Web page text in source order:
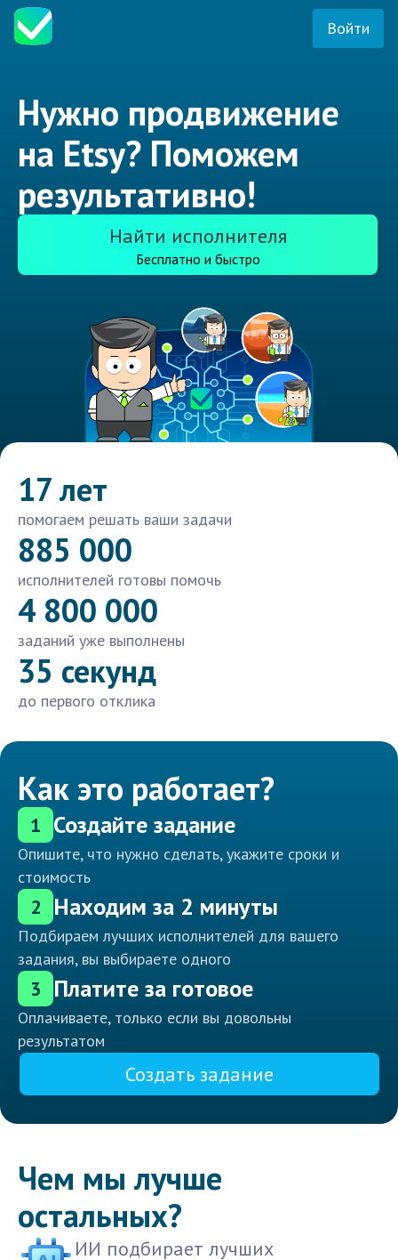
Войти
Нужно продвижение
на Etsy? Поможем
результативно!
Найти исполнителя
Бесплатно и быстро
17 лет
помогаем решать ваши задачи
885 000
исполнителей готовы помочь
4 800 000
заданий уже выполнены
35 секунд
до первого отклика
Как это работает?
1 Создайте задание
Опишите, что нужно сделать, укажите сроки и
стоимость
2 Находим за 2 минуты
Подбираем лучших исполнителей для вашего
задания, вы выбираете одного
3 Платите за готовое
Оплачиваете, только если вы довольны
результатом
Создать задание
Чем мы лучше
остальных?
ИИ подбирает лучших